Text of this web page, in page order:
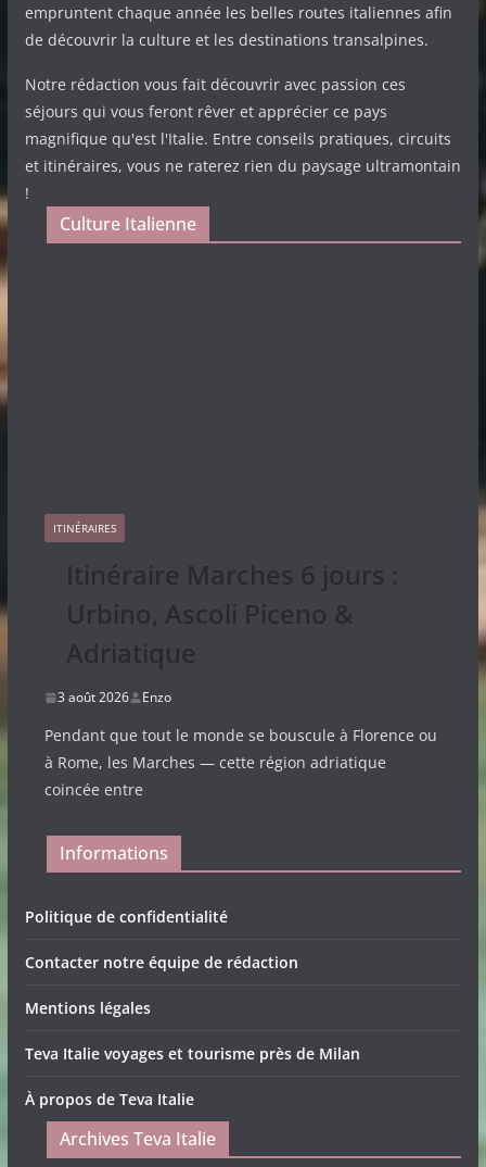
empruntent chaque année les belles routes italiennes afin
de découvrir la culture et les destinations transalpines.
Notre rédaction vous fait découvrir avec passion ces
séjours qui vous feront rêver et apprécier ce pays
magnifique qu'est l'Italie. Entre conseils pratiques, circuits
et itinéraires, vous ne raterez rien du paysage ultramontain
!
Culture Italienne
ITINÉRAIRES
Itinéraire Marches 6 jours :
Urbino, Ascoli Piceno &
Adriatique
3 août 2026 Enzo
Pendant que tout le monde se bouscule à Florence ou
à Rome, les Marches — cette région adriatique
coincée entre
Informations
Politique de confidentialité
Contacter notre équipe de rédaction
Mentions légales
Teva Italie voyages et tourisme près de Milan
À propos de Teva Italie
Archives Teva Italie